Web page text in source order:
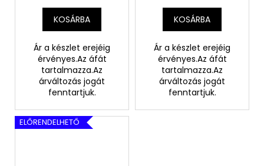
KOSÁRBA
Ár a készlet erejéig
érvényes.Az áfát
tartalmazza.Az
árváltozás jogát
fenntartjuk.
KOSÁRBA
Ár a készlet erejéig
érvényes.Az áfát
tartalmazza.Az
árváltozás jogát
fenntartjuk.
ELŐRENDELHETŐ